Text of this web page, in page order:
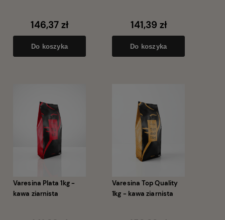
146,37 zł
Do koszyka
141,39 zł
Do koszyka
Varesina Plata 1kg -
kawa ziarnista
Varesina Top Quality
1kg - kawa ziarnista